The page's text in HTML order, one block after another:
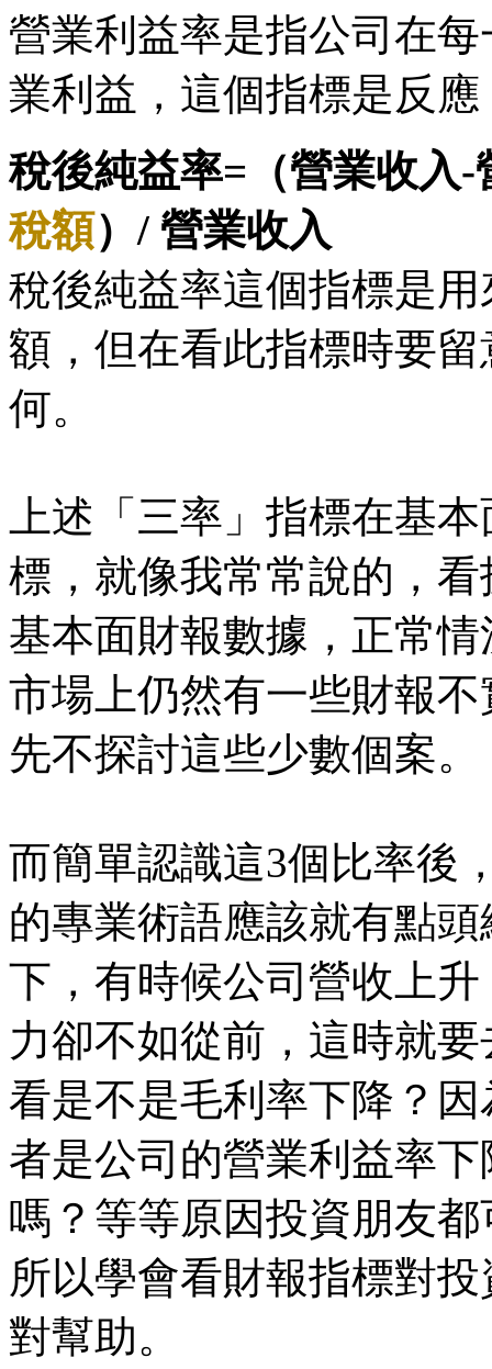
營業利益率是指公司在
業利益，這個指標是反
稅後純益率=（營業收入
稅額）/ 營業收入
稅後純益率這個指標是
額，但在看此指標時要
何。
上述「三率」指標在基
標，就像我常常說的，
基本面財報數據，正常
市場上仍然有一些財報
先不探討這些少數個案。
而簡單認識這3個比率後
的專業術語應該就有點
下，有時候公司營收上
力卻不如從前，這時就
看是不是毛利率下降？
者是公司的營業利益率
嗎？等等原因投資朋友
所以學會看財報指標對
對幫助。